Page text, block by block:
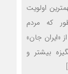
اولویت
که مردم
«ایران جان»
بیشتر و